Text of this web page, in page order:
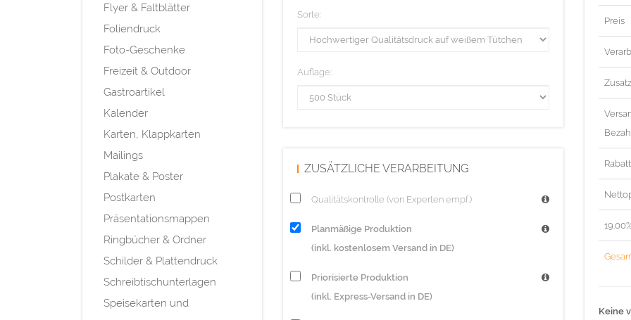
Flyer & Faltblätter
Foliendruck
Foto-Geschenke
Freizeit & Outdoor
Gastroartikel
Kalender
Karten, Klappkarten
Mailings
Plakate & Poster
Postkarten
Präsentationsmappen
Ringbücher & Ordner
Schilder & Plattendruck
Schreibtischunterlagen
Speisekarten und
Sorte:
Auflage:
ZUSÄTZLICHE VERARBEITUNG
Qualitätskontrolle (von Experten empf.)
Planmäßige Produktion
(inkl. kostenlosem Versand in DE)
Priorisierte Produktion
(inkl. Express-Versand in DE)
Preis
Keine